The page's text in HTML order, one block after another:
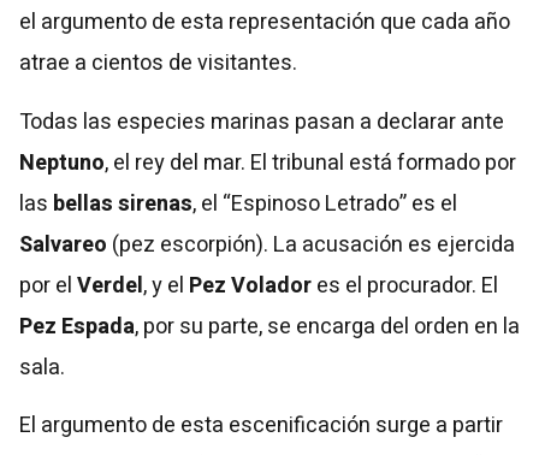
el argumento de esta representación que cada año
atrae a cientos de visitantes.
Todas las especies marinas pasan a declarar ante
Neptuno, el rey del mar. El tribunal está formado por
las bellas sirenas, el “Espinoso Letrado” es el
Salvareo (pez escorpión). La acusación es ejercida
por elVerdel, y el Pez Voladores el procurador. El
Pez Espada, por su parte, se encarga del orden en la
sala.
El argumento de esta escenificación surge a partir